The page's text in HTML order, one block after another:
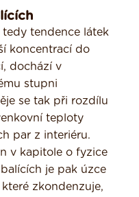
tendence látek
kon­centrací do
dochází v
stupni
se tak při rozdílu
teploty
par z interiéru.
v kapitole o fyzice
je pak úzce
zkonden­zuje,